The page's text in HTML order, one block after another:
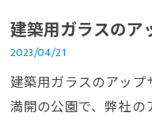
建築用ガラスのア
2023/04/21
建築用ガラスのアッ
満開の公園で、弊社